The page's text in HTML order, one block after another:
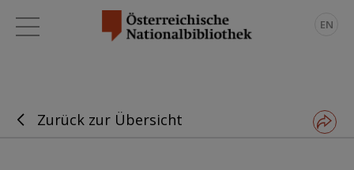
EN
Zurück zur Übersicht